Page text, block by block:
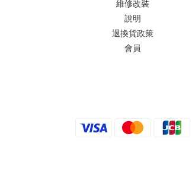
維修改裝
說明
退換貨政策
會員